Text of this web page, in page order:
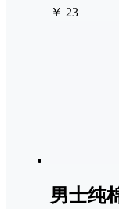
￥ 23
男士纯